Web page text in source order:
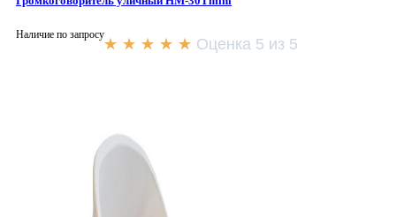
Наличие по запросу
★ ★ ★ ★ ★ Оценка 5 из 5